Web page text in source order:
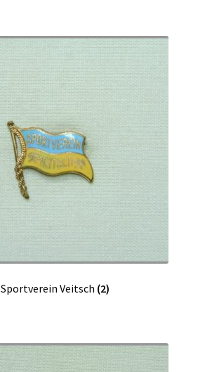
Sportverein Veitsch (2)